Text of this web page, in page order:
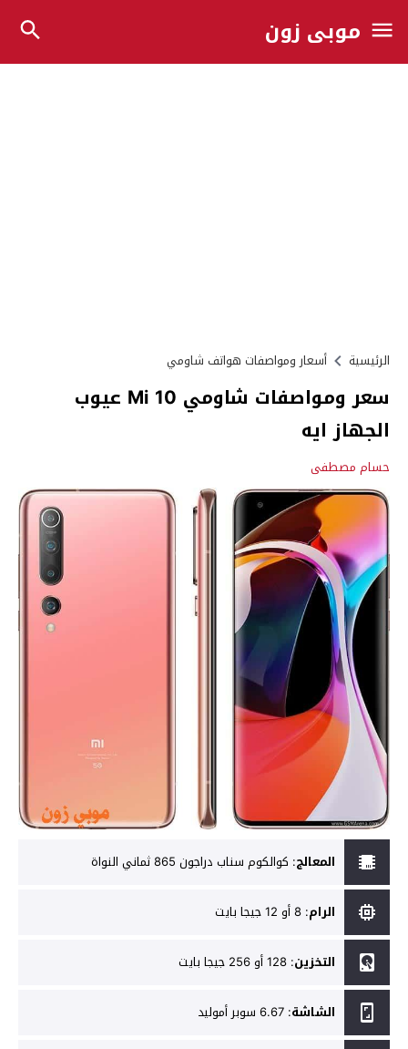
موبي زون
الرئيسية أسعار ومواصفات هواتف شاومي
سعر ومواصفات شاومي Mi 10 عيوب
الجهاز ايه
حسام مصطفى
المعالج: كوالكوم سناب دراجون 865 ثماني النواة
الرام: 8 أو 12 جيجا بايت
التخزين: 128 أو 256 جيجا بايت
الشاشة: 6.67 سوبر أموليد